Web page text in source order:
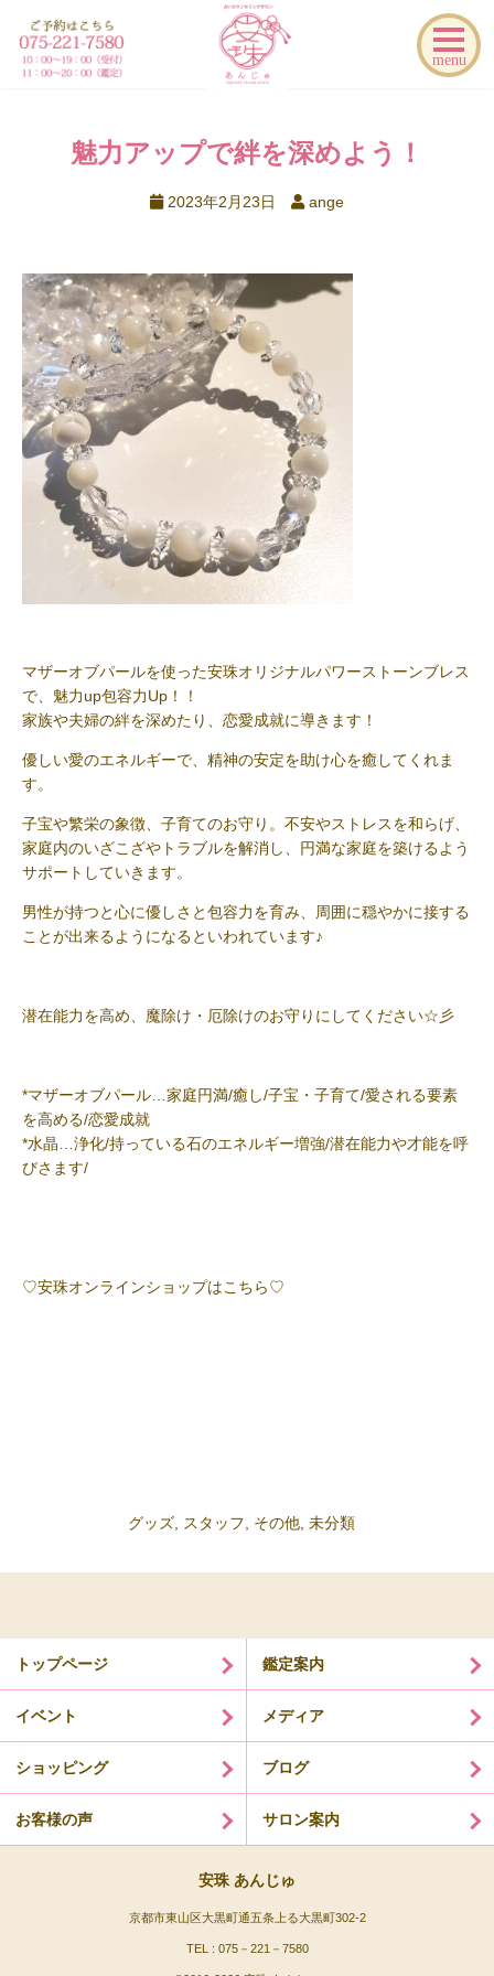
menu
魅力アップで絆を深めよう！
2023年2月23日 ange
マザーオブパールを使った安珠オリジナルパワーストーンブレス
で、魅力up包容力Up！！
家族や夫婦の絆を深めたり、恋愛成就に導きます！
優しい愛のエネルギーで、精神の安定を助け心を癒してくれま
す。
子宝や繁栄の象徴、子育てのお守り。不安やストレスを和らげ、
家庭内のいざこざやトラブルを解消し、円満な家庭を築けるよう
サポートしていきます。
男性が持つと心に優しさと包容力を育み、周囲に穏やかに接する
ことが出来るようになるといわれています♪
潜在能力を高め、魔除け・厄除けのお守りにしてください☆彡
*マザーオブパール…家庭円満/癒し/子宝・子育て/愛される要素
を高める/恋愛成就
*水晶…浄化/持っている石のエネルギー増強/潜在能力や才能を呼
びさます/
♡安珠オンラインショップはこちら♡
グッズ スタッフ その他 未分類
トップページ 鑑定案内
イベント メディア
ショッピング ブログ
お客様の声 サロン案内
安珠 あんじゅ
京都市東山区大黒町通五条上る大黒町302-2
TEL : 075－221－7580